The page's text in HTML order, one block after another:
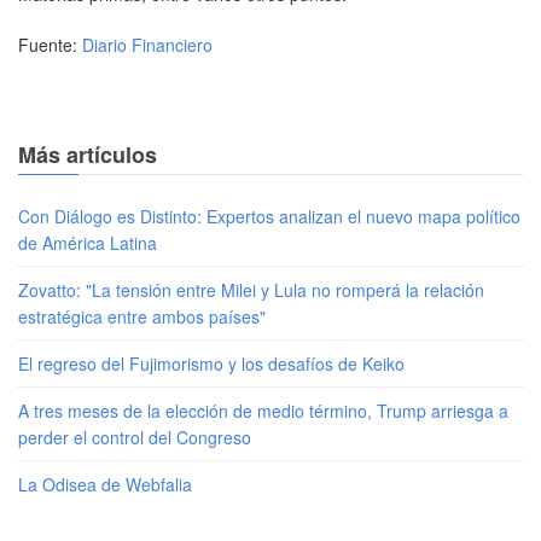
Fuente: Diario Financiero
Más artículos
Con Diálogo es Distinto: Expertos analizan el nuevo mapa político
de América Latina
Zovatto: "La tensión entre Milei y Lula no romperá la relación
estratégica entre ambos países"
El regreso del Fujimorismo y los desafíos de Keiko
A tres meses de la elección de medio término, Trump arriesga a
perder el control del Congreso
La Odisea de Webfalia